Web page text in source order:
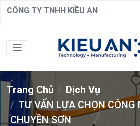
CÔNG TY TNHH KIỀU AN
Trang Chủ
Dịch Vụ
TƯ VẤN LỰA CHỌN CÔNG
CHUYỀN SƠN